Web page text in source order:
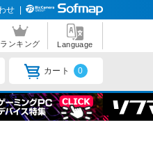
せ
ランキング Language
カート 0